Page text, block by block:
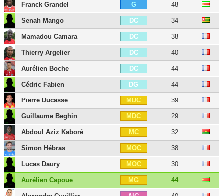
Franck Grandel G 48
Senah Mango DC 34
Mamadou Camara DC 38
Thierry Argelier DC 40
Aurélien Boche DC 44
Cédric Fabien DG 44
Pierre Ducasse MDC 39
Guillaume Beghin MDC 29
Abdoul Aziz Kaboré MC 32
Simon Hébras MOC 38
Lucas Daury MOC 30
Aurélien Capoue MG 44